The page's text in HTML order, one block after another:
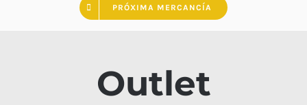
PRÓXIMA MERCANCÍA
Outlet